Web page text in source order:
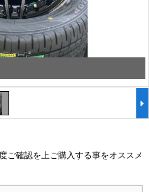
ご確認を上ご購入する事をオススメ
どをご検討の際は車種によって異な